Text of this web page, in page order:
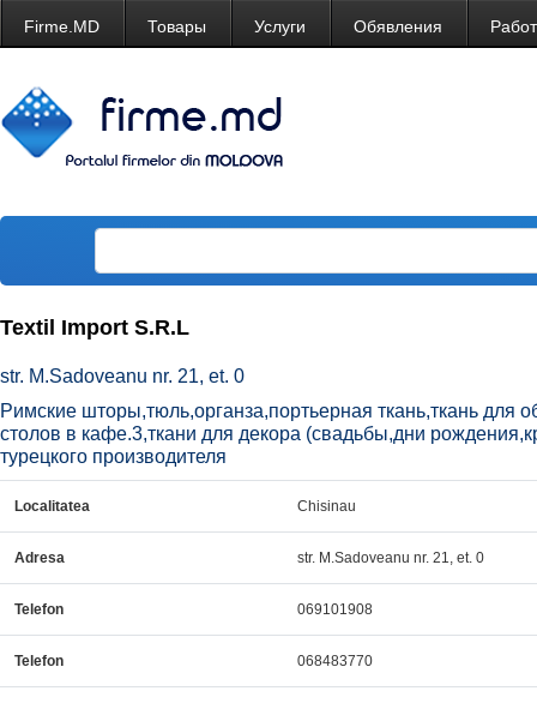
Firme.MD Товары Услуги Обявления
Textil Import S.R.L
str. M.Sadoveanu nr. 21, et. 0
Римские шторы,тюль,органза,портьерная ткань,ткань для
столов в кафе.3,ткани для декора (свадьбы,дни
турецкого производителя
Localitatea Chisinau
Adresa str. M.Sadoveanu nr. 21, et. 0
Telefon 069101908
Telefon 068483770